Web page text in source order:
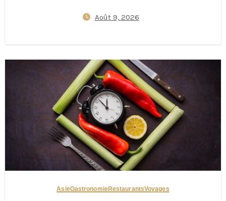
Août 9, 2026
AsieGastronomieRestaurantsVoyages